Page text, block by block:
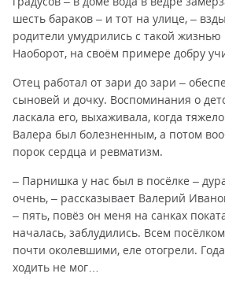
шесть бараков – и тот на улице, –
родители умудрились с такой жизнью
Наоборот, на своём примере добру
Отец работал от зари до зари –
сыновей и дочку. Воспоминания о
ласкала его, выхаживала, когда
Валера был болезненным, а потом
порок сердца и ревматизм.
– Парнишка у нас был в посёлке –
очень, – рассказывает Валерий
– пять, повёз он меня на санках
началась, заблудились. Всем
почти околевшими, еле отогрели.
ходить не мог…